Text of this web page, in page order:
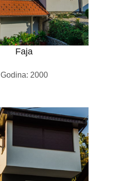
Faja
Godina: 2000